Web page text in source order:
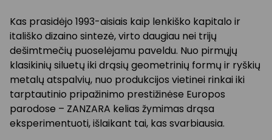
Kas prasidėjo 1993-aisiais kaip lenkiško kapitalo ir
itališko dizaino sintezė, virto daugiau nei trijų
dešimtmečių puoselėjamu paveldu. Nuo pirmųjų
klasikinių siluetų iki drąsių geometrinių formų ir ryškių
metalų atspalvių, nuo produkcijos vietinei rinkai iki
tarptautinio pripažinimo prestižinėse Europos
parodose – ZANZARA kelias žymimas drąsa
eksperimentuoti, išlaikant tai, kas svarbiausia.